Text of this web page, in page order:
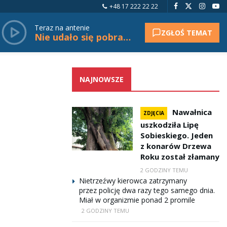
+48 17 222 22 22
Teraz na antenie
Nie udało się pobrać tytułu. ZGŁOŚ TEMAT
NAJNOWSZE
ZDJĘCIA
Nawałnica
uszkodziła Lipę
Sobieskiego. Jeden
z konarów Drzewa
Roku został złamany
2 GODZINY TEMU
Nietrzeźwy kierowca zatrzymany
przez policję dwa razy tego samego dnia.
Miał w organizmie ponad 2 promile
2 GODZINY TEMU